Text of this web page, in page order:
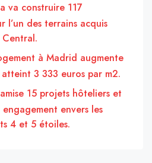
va construire 117
l’un des terrains acquis
Central.
à Madrid augmente
3 333 euros par m2.
15 projets hôteliers et
envers les
4 et 5 étoiles.